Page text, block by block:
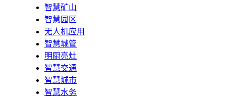
智慧矿山
智慧园区
无人机应用
智慧城管
明厨亮灶
智慧交通
智慧城市
智慧水务